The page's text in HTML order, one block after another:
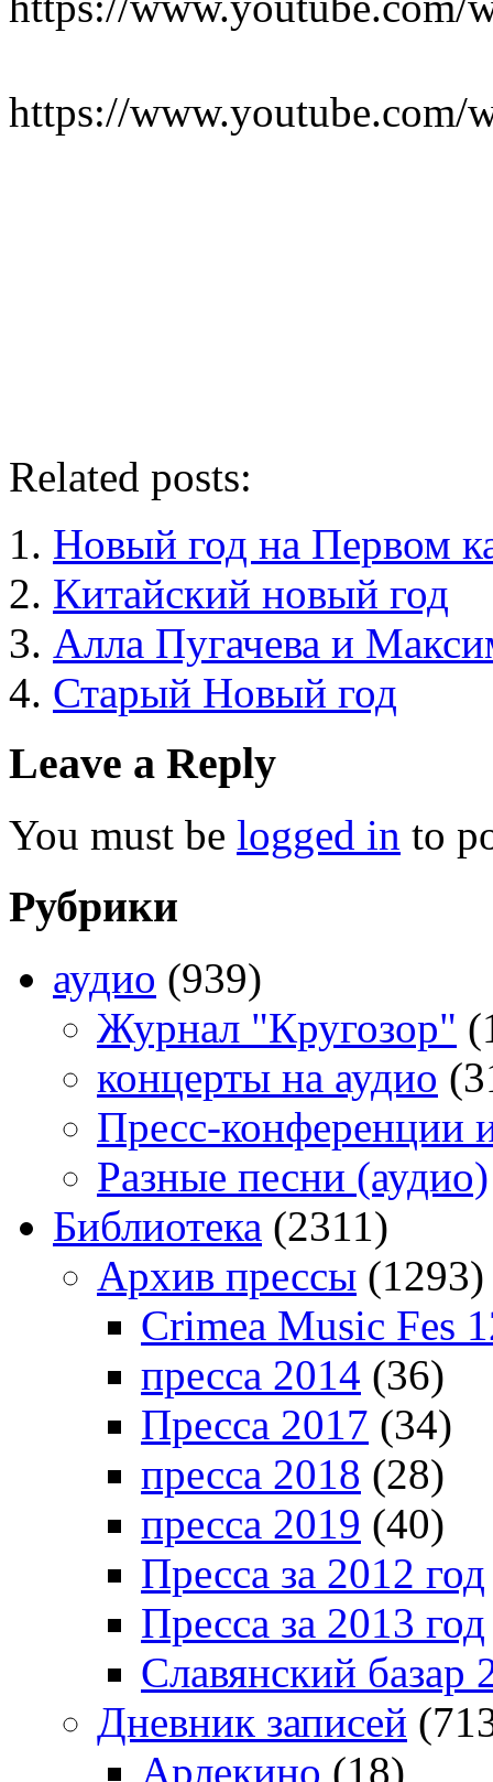
https://www.youtube.com/
Related posts:
Новый год на Первом
Китайский новый год
Алла Пугачева и
Старый Новый год
Leave a Reply
You must be logged in to
Рубрики
аудио (939)
Журнал "Кругозор"
концерты на аудио
Пресс-конференции
Разные песни (аудио)
Библиотека (2311)
Архив прессы (1293)
Crimea Music Fes
пресса 2014 (36)
Пресса 2017 (34)
пресса 2018 (28)
пресса 2019 (40)
Пресса за 2012 год
Пресса за 2013 год
Славянский базар
Дневник записей
Арлекино (18)